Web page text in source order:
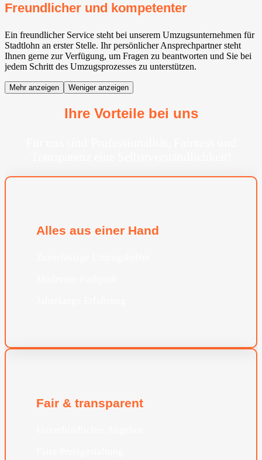
Freundlicher und kompetenter
Ein freundlicher Service steht bei unserem Umzugsunternehmen für
Stadtlohn an erster Stelle. Ihr persönlicher Ansprechpartner steht
Ihnen gerne zur Verfügung, um Fragen zu beantworten und Sie bei
jedem Schritt des Umzugsprozesses zu unterstützen.
Mehr anzeigen Weniger anzeigen
Ihre Vorteile bei uns
Alles aus einer Hand
Fair & transparent